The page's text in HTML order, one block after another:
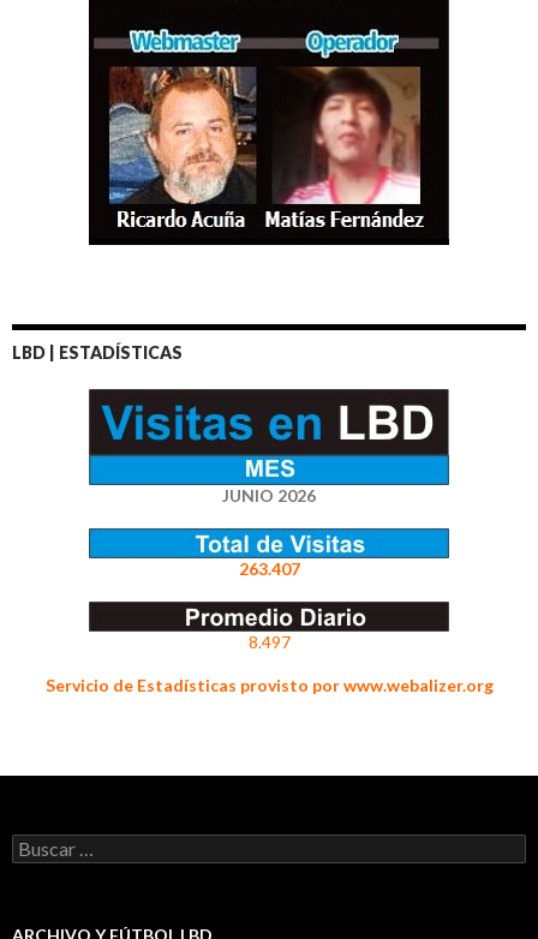
LBD | ESTADÍSTICAS
JUNIO 2026
263.407
8.497
Servicio de Estadísticas provisto por www.webalizer.org
Buscar: